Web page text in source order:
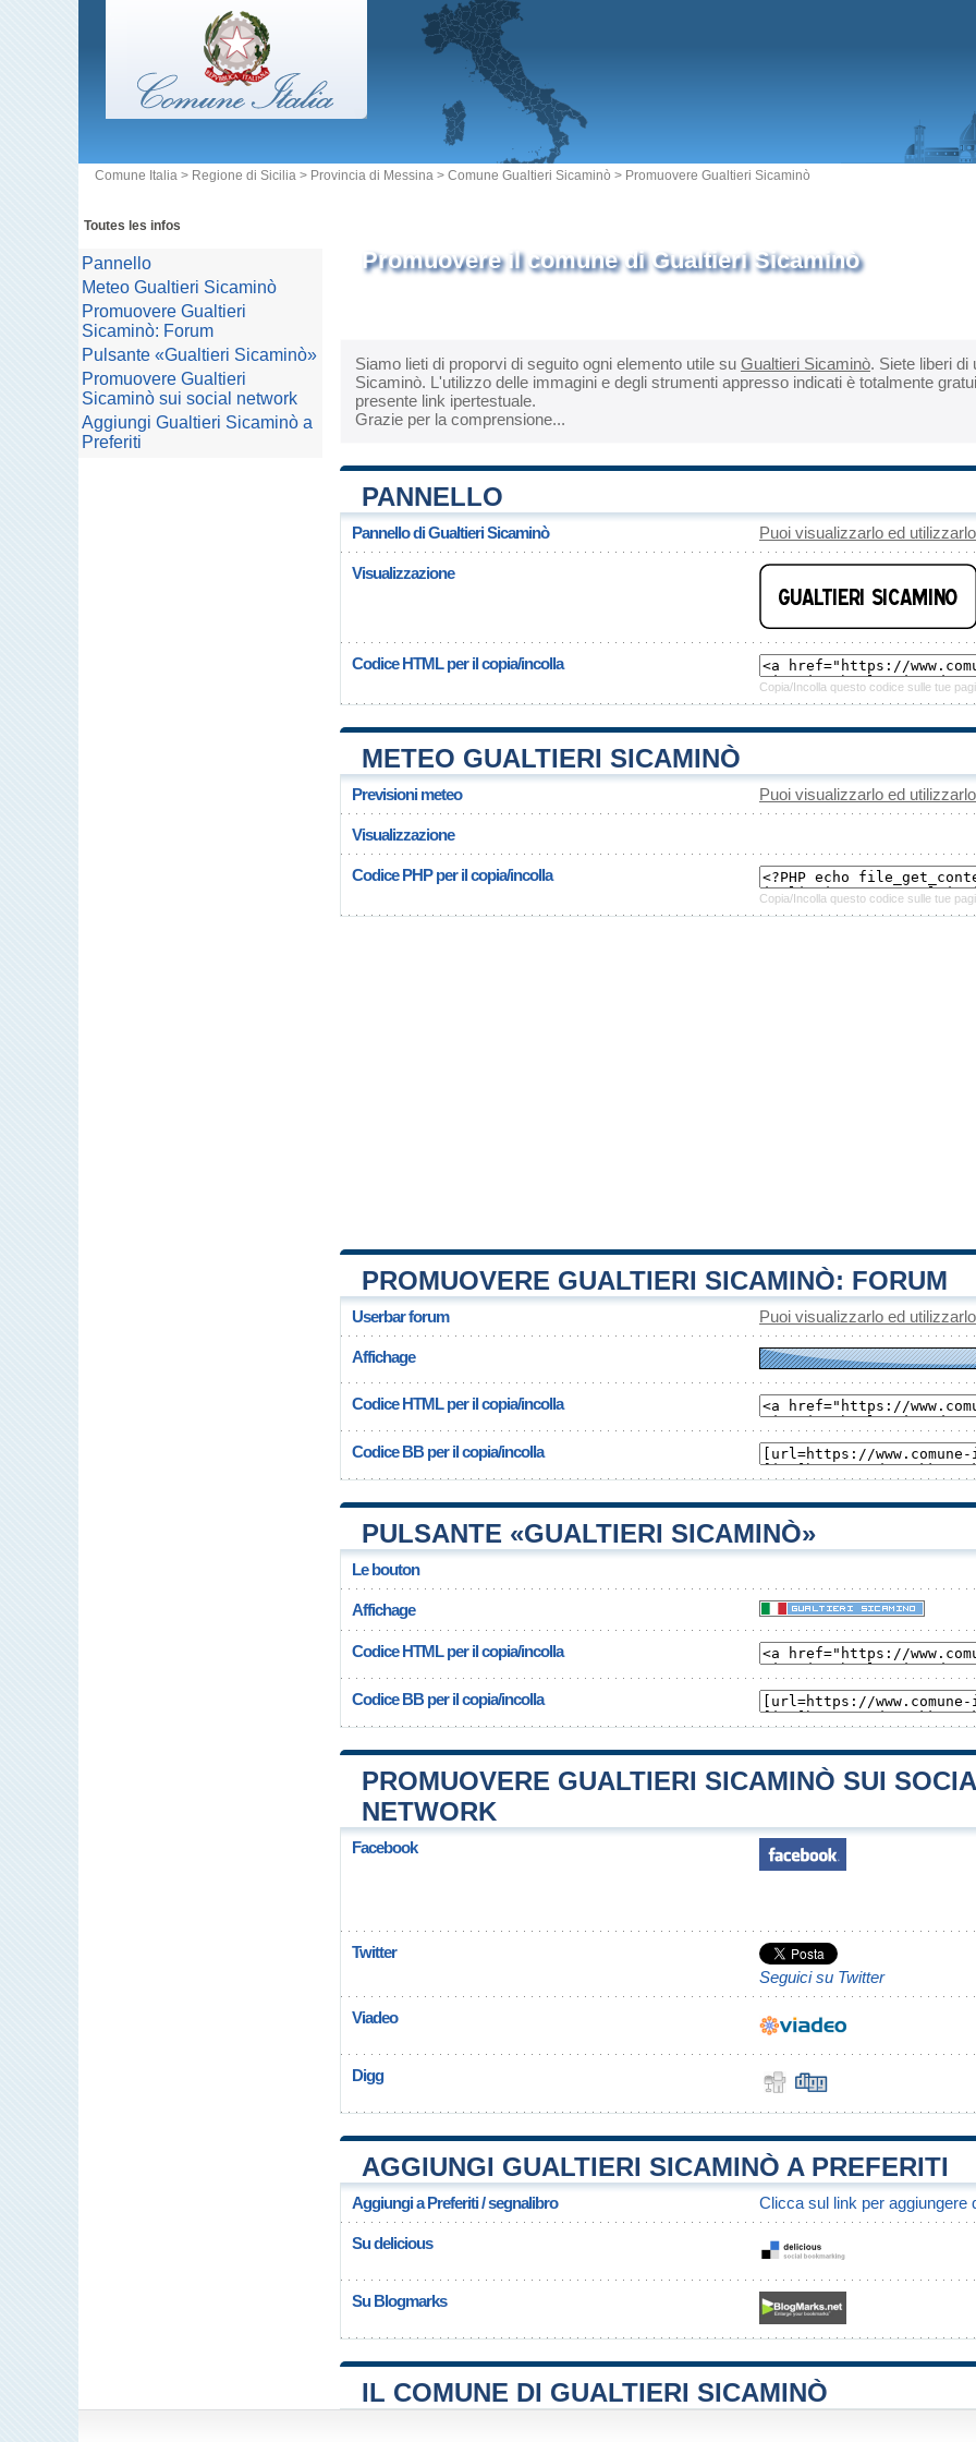
Comune Italia > Regione di Sicilia > Provincia di Messina > Comune Gualtieri Sicaminò > Promuovere Gualtieri Sicaminò
Promuovere il comune di Gualtieri Sicaminò
Siamo lieti di proporvi di seguito ogni elemento utile su Gualtieri Sicaminò. Siete liberi di
Sicaminò. L'utilizzo delle immagini e degli strumenti appresso indicati è totalmente
presente link ipertestuale.
Grazie per la comprensione...
PANNELLO
Pannello di Gualtieri Sicaminò Puoi visualizzarlo ed
Visualizzazione
Codice HTML per il copia/incolla
Copia/Incolla questo codice sulle tue
METEO GUALTIERI SICAMINÒ
Previsioni meteo Puoi visualizzarlo ed
Visualizzazione
Codice PHP per il copia/incolla
Copia/Incolla questo codice sulle tue
PROMUOVERE GUALTIERI SICAMINÒ: FORUM
Userbar forum Puoi visualizzarlo ed
Affichage
Codice HTML per il copia/incolla
Codice BB per il copia/incolla
PULSANTE «GUALTIERI SICAMINÒ»
Le bouton
Affichage
Codice HTML per il copia/incolla
Codice BB per il copia/incolla
PROMUOVERE GUALTIERI SICAMINÒ SUI
NETWORK
Facebook
Twitter
Seguici su Twitter
Viadeo
Digg
AGGIUNGI GUALTIERI SICAMINÒ A PREFERITI
Aggiungi a Preferiti / segnalibro Clicca sul link per aggiungere
Su delicious
Su Blogmarks
IL COMUNE DI GUALTIERI SICAMINÒ
Toutes les infos
Pannello
Meteo Gualtieri Sicaminò
Promuovere Gualtieri
Sicaminò: Forum
Pulsante «Gualtieri Sicaminò»
Promuovere Gualtieri
Sicaminò sui social network
Aggiungi Gualtieri Sicaminò a
Preferiti